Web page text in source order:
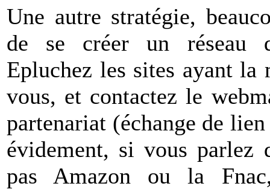
Une autre stratégie,
de se créer un réseau
Epluchez les sites ayant la
vous, et contactez le
partenariat (échange de
évidement, si vous parlez
pas Amazon ou la